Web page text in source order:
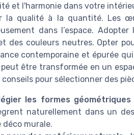
et l'harmonie dans votre
la qualité à la quantité. Les
dans l’espace.
des couleurs neutres. Opter
contemporaine et épurée
peut être transformée en un
pour sélectionner des
les formes géométriques
naturellement dans un
déco murale.